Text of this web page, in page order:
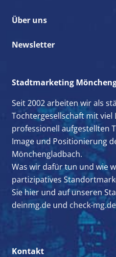
Über uns
Newsletter
Stadtmarketing
Seit 2002 arbeiten wir als
Tochtergesellschaft mit viel
professionell aufgestellten
Image und Positionierung
Mönchengladbach.
Was wir dafür tun und wie
partizipatives
Sie hier und auf unseren
deinmg.de und check-
Kontakt